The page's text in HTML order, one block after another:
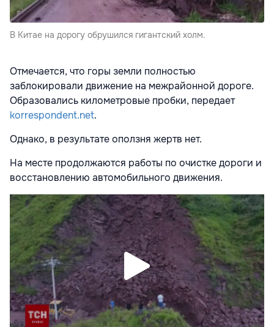
В Китае на дорогу обрушился гигантский холм.
Отмечается, что горы земли полностью
заблокировали движение на межрайонной дороге.
Образовались километровые пробки, передает
korrespondent.net.
Однако, в результате оползня жертв нет.
На месте продолжаются работы по очистке дороги и
восстановлению автомобильного движения.